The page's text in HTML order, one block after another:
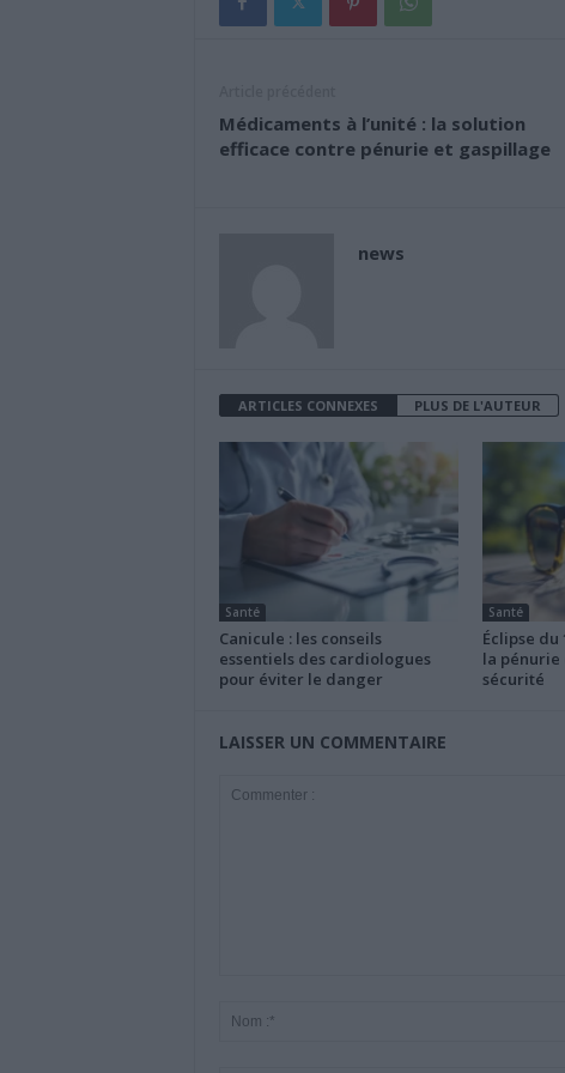
Médicaments à l’unité : la solution
efficace contre pénurie et gaspillage
news
ARTICLES CONNEXES PLUS DE L'AUTEUR
Santé
Canicule : les conseils
essentiels des cardiologues
pour éviter le danger
Santé
Éclipse
la pénurie
sécurité
LAISSER UN COMMENTAIRE